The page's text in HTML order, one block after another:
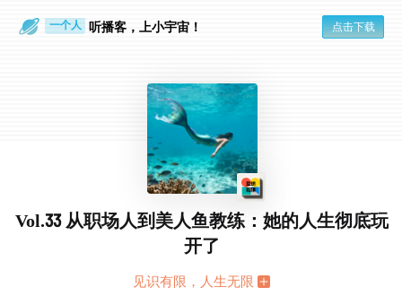
一个人
听播客，上小宇宙！ 点击下载
Vol.33 从职场人到美人鱼教练：她的人生彻底玩
开了
见识有限，人生无限